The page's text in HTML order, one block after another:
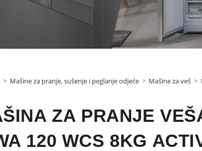
> Mašine za pranje, sušenje i peglanje odjeće > Mašine za veš >
ZA PRANJE
120 WCS 8KG